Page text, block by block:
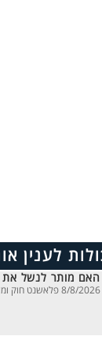
לענין
האם מותר לנשל את
8/8/2026 פלאשנט חוק ומשפט